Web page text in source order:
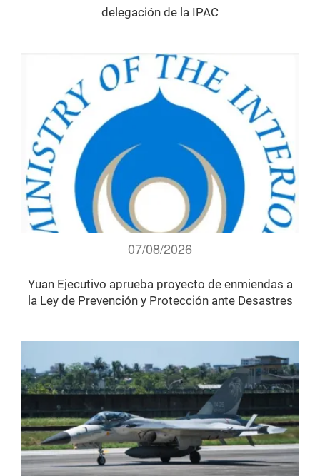
delegación de la IPAC
07/08/2026
Yuan Ejecutivo aprueba proyecto de enmiendas a
la Ley de Prevención y Protección ante Desastres